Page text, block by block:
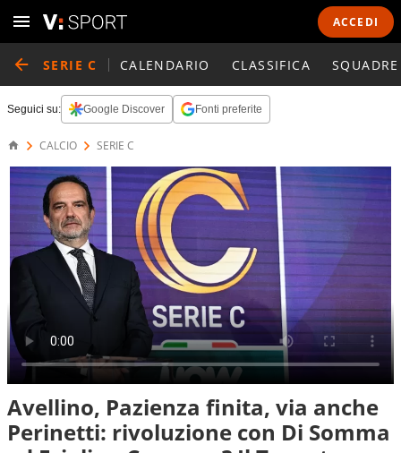
ACCEDI
SERIE C CALENDARIO CLASSIFICA SQUADRE
Seguici su: Google Discover Fonti preferite
CALCIO SERIE C
Avellino, Pazienza finita, via anche
Perinetti: rivoluzione con Di Somma